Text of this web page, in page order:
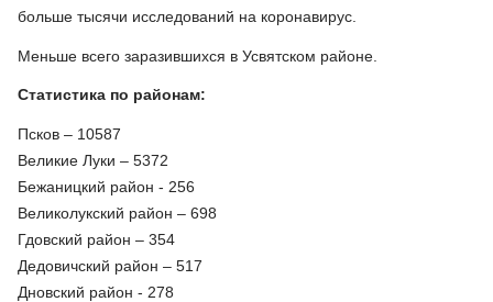
больше тысячи исследований на коронавирус.
Меньше всего заразившихся в Усвятском районе.
Статистика по районам:
Псков – 10587
Великие Луки – 5372
Бежаницкий район - 256
Великолукский район – 698
Гдовский район – 354
Дедовичский район – 517
Дновский район - 278